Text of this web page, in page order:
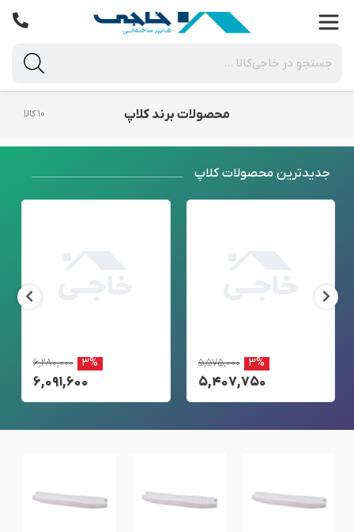
محصولات برند کلاپ ۱۰ کالا
جدید‌ترین محصولات کلاپ
۵,۵۷۵,۰۰۰ ۳%
۵,۴۰۷,۷۵۰
۶,۲۸۰,۰۰۰ ۳%
۶,۰۹۱,۶۰۰